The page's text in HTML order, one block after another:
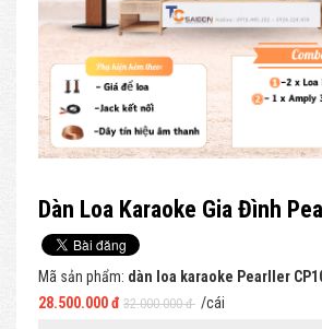
Dàn Loa Karaoke Gia Đình
Mã sản phẩm: dàn loa karaoke Pearller
28.500.000 đ 32.000.000 đ /cái